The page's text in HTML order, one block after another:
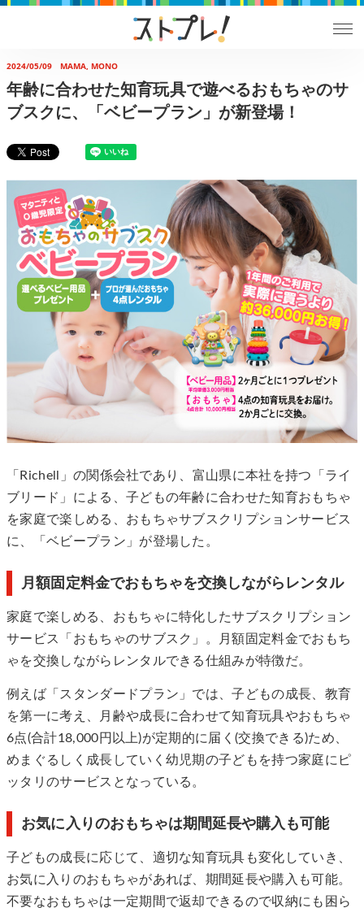
2024/05/09 MAMA, MONO
年齢に合わせた知育玩具で遊べるおもちゃのサ
ブスクに、「ベビープラン」が新登場！
「Richell」の関係会社であり、富山県に本社を持つ「ライ
ブリード」による、子どもの年齢に合わせた知育おもちゃ
を家庭で楽しめる、おもちゃサブスクリプションサービス
に、「ベビープラン」が登場した。
月額固定料金でおもちゃを交換しながらレンタル
家庭で楽しめる、おもちゃに特化したサブスクリプション
サービス「おもちゃのサブスク」。月額固定料金でおもち
ゃを交換しながらレンタルできる仕組みが特徴だ。
例えば「スタンダードプラン」では、子どもの成長、教育
を第一に考え、月齢や成長に合わせて知育玩具やおもちゃ
6点(合計18,000円以上)が定期的に届く(交換できる)ため、
めまぐるしく成長していく幼児期の子どもを持つ家庭にピ
ッタリのサービスとなっている。
お気に入りのおもちゃは期間延長や購入も可能
子どもの成長に応じて、適切な知育玩具も変化していき、
お気に入りのおもちゃがあれば、期間延長や購入も可能。
不要なおもちゃは一定期間で返却できるので収納にも困ら